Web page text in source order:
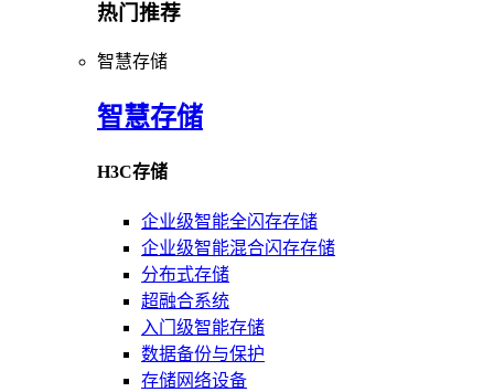
热门推荐
智慧存储
智慧存储
H3C存储
企业级智能全闪存存储
企业级智能混合闪存存储
分布式存储
超融合系统
入门级智能存储
数据备份与保护
存储网络设备